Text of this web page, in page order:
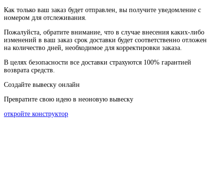
Как только ваш заказ будет отправлен вы получите уведомление с
номером для отслеживания
Пожалуйста , обратите внимание что в случае внесения каких-либо
изменений в ваш заказ срок доставки будет соответственно отложен
на количество дней необходимое для корректировки заказа
В целях безопасности все доставки страхуются 100% гарантией
возврата средств.
Создайте вывеску онлайн
Превратите свою идею в неоновую вывеску
откройте конструктор